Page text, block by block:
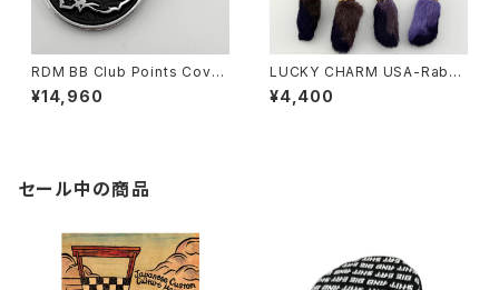
RDM BB Club Points Cover
for HD
¥14,960
LUCKY CHARM USA-Rabbi
ts Foot key chain,Purple N.
O.S.
¥4,400
セール中の商品